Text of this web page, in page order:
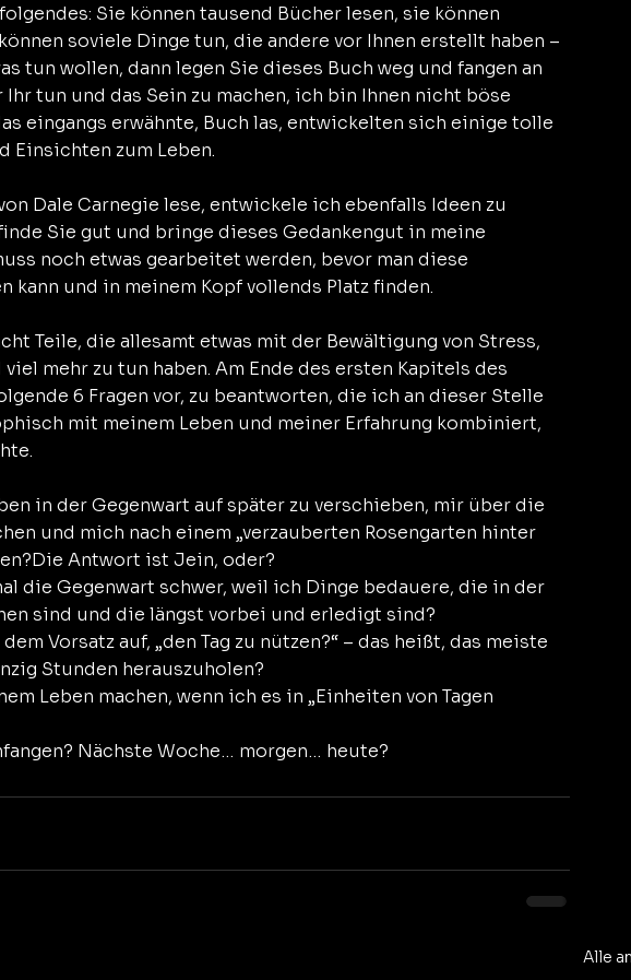
Sie können tausend Bücher lesen, sie können
soviele Dinge tun, die andere vor Ihnen erstellt haben –
tun wollen, dann legen Sie dieses Buch weg und fangen an
tun und das Sein zu machen, ich bin Ihnen nicht böse
eingangs erwähnte, Buch las, entwickelten sich einige tolle
Einsichten zum Leben.
Dale Carnegie lese, entwickele ich ebenfalls Ideen zu
Sie gut und bringe dieses Gedankengut in meine
noch etwas gearbeitet werden, bevor man diese
kann und in meinem Kopf vollends Platz finden.
Teile, die allesamt etwas mit der Bewältigung von Stress,
mehr zu tun haben. Am Ende des ersten Kapitels des
6 Fragen vor, zu beantworten, die ich an dieser Stelle
mit meinem Leben und meiner Erfahrung kombiniert,
in der Gegenwart auf später zu verschieben, mir über die
und mich nach einem „verzauberten Rosengarten hinter
Antwort ist Jein, oder?
die Gegenwart schwer, weil ich Dinge bedauere, die in der
sind und die längst vorbei und erledigt sind?
Vorsatz auf, „den Tag zu nützen?“ – das heißt, das meiste
Stunden herauszuholen?
Leben machen, wenn ich es in „Einheiten von Tagen
Nächste Woche… morgen… heute?
Alle